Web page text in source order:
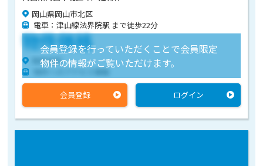
岡山県岡山市北区
電車：津山線法界院駅 まで徒歩22分
会員登録を行っていただくことで会員限定
物件の情報がご覧いただけます。
物件価格
物件住所
物件へのアクセス情報
会員登録 ログイン